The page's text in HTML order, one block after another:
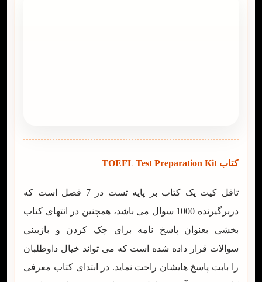
کتاب TOEFL Test Preparation Kit
تافل کیت یک کتاب بر پایه تست در 7 فصل است که
دربرگیرنده 1000 سوال می باشد، همچنین در انتهای کتاب
بخشی بعنوان پاسخ نامه برای چک کردن و بازبینی
سوالات قرار داده شده است که می تواند خیال داوطلبان
را بابت پاسخ هایشان راحت نماید. در ابتدای کتاب معرفی